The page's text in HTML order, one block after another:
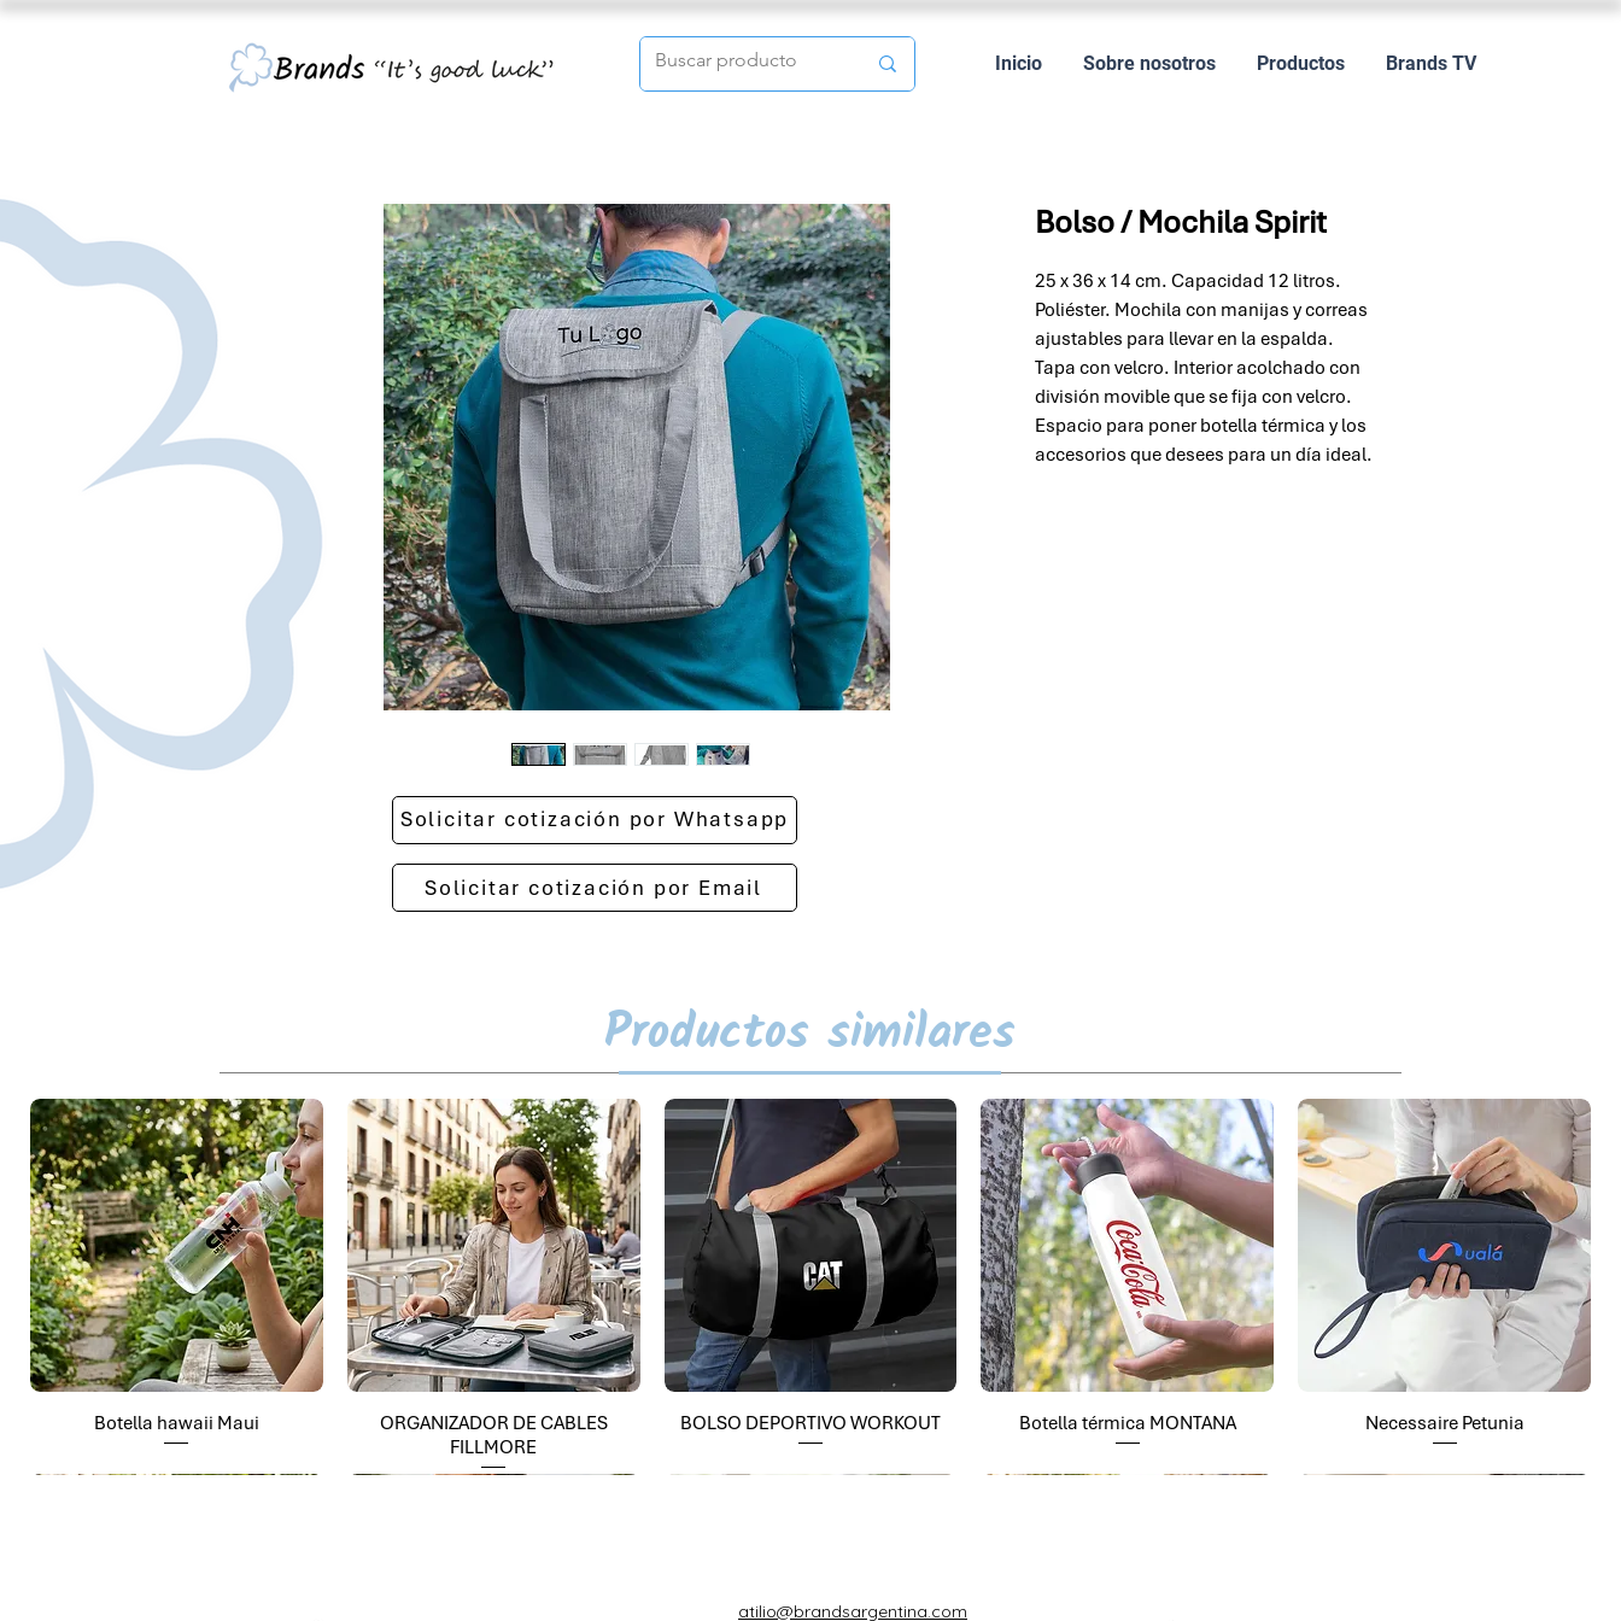
Inicio Sobre nosotros Productos Brands TV
Bolso / Mochila Spirit
25 x 36 x 14 cm. Capacidad 12 litros.
Poliéster. Mochila con manijas y correas
ajustables para llevar en la espalda.
Tapa con velcro. Interior acolchado con
división movible que se fija con velcro.
Espacio para poner botella térmica y los
accesorios que desees para un día ideal.
Solicitar cotización por Whatsapp
Solicitar cotización por Email
Productos similares
Botella hawaii Maui
ORGANIZADOR DE CABLES
FILLMORE
BOLSO DEPORTIVO WORKOUT Botella térmica MONTANA Necessaire Petunia
atilio@brandsargentina.com